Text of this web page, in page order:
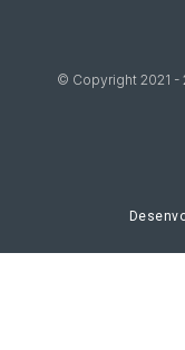
© Copyright 2021 -